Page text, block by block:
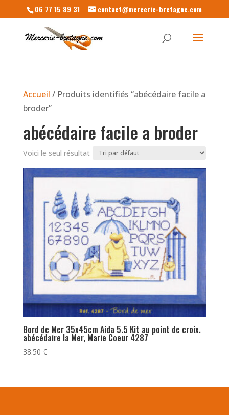
06 77 15 89 31 contact@mercerie-bretagne.com
Accueil / Produits identifiés “abécédaire facile a
broder”
abécédaire facile a broder
Voici le seul résultat
Bord de Mer 35x45cm Aida 5.5 Kit au point de croix.
abécédaire la Mer, Marie Coeur 4287
38.50 €